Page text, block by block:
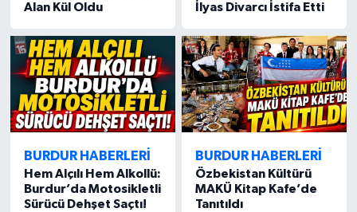
Alan Kül Oldu
İlyas Divarcı İstifa Etti
BURDUR HABERLERİ
Hem Alçılı Hem Alkollü:
Burdur’da Motosikletli
Sürücü Dehşet Saçtı!
BURDUR HABERLERİ
Özbekistan Kültürü
MAKÜ Kitap Kafe’de
Tanıtıldı